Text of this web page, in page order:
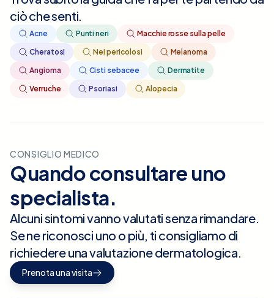
ciò che senti.
Acne Punti neri
Macchie rosse sulla pelle
Cheratosi
Nei pericolosi
Melanoma
Angioma
Cisti sebacee
Dermatite
Verruche
Psoriasi Alopecia
CONSIGLIO MEDICO
Quando consultare uno
specialista.
Alcuni sintomi vanno valutati senza rimandare.
Se ne riconosci uno o più, ti consigliamo di
richiedere una valutazione dermatologica.
Prenota una visita